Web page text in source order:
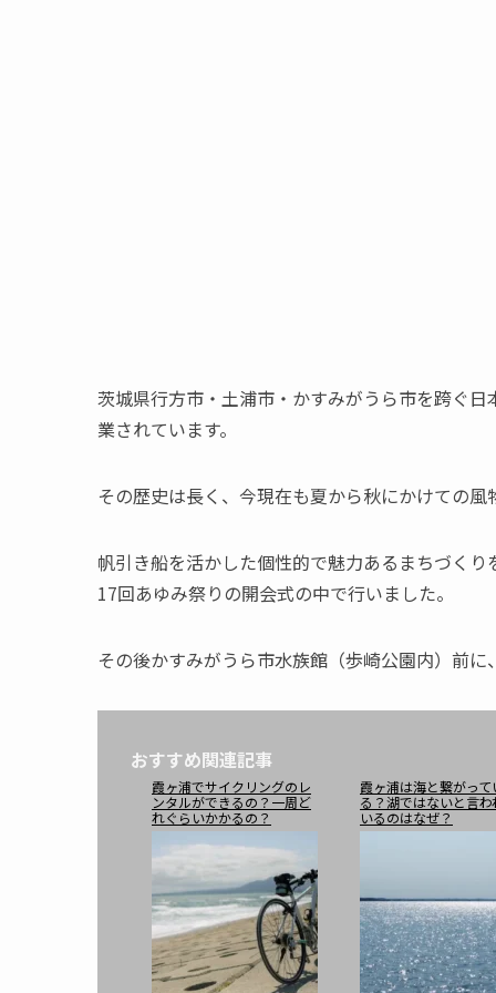
茨城県行方市・土浦市・かすみがうら市を跨ぐ
業されています。
その歴史は長く、今現在も夏から秋にかけての
帆引き船を活かした個性的で魅力あるまちづく
17回あゆみ祭りの開会式の中で行いました。
その後かすみがうら市水族館（歩崎公園内）前
おすすめ関連記事
霞ヶ浦でサイクリングのレ
ンタルができるの？一周ど
れぐらいかかるの？
霞ヶ浦は海と繋がって
る？湖ではないと言わ
いるのはなぜ？